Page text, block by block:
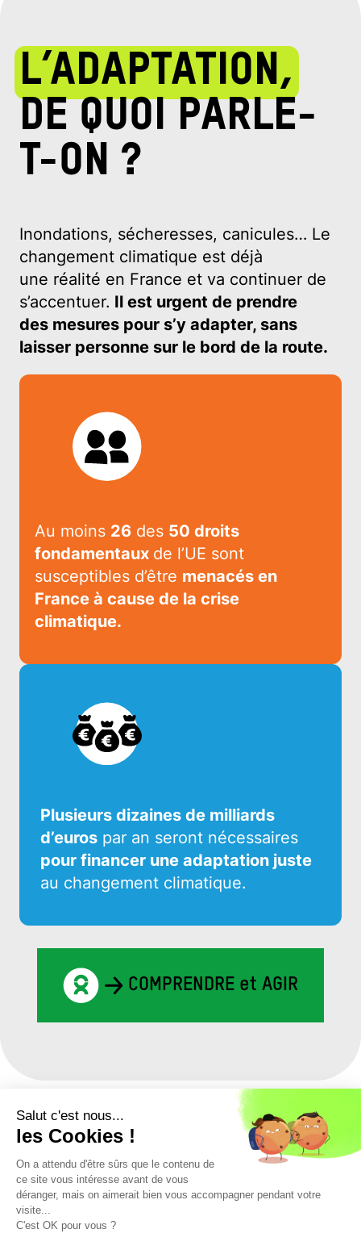
L’adaptation,
de quoi parle-
t-on ?
Inondations, sécheresses, canicules… Le
changement climatique est déjà
une réalité en France et va continuer de
s’accentuer. Il est urgent de prendre
des mesures pour s’y adapter, sans
laisser personne sur le bord de la route.
Au moins 26des 50 droits
fondamentaux de l’UE sont
susceptibles d’être menacés en
France à cause de la crise
climatique.
Plusieurs dizaines de milliards
d’euros par an seront nécessaires
pour financer une adaptation juste
au changement climatique.
COMPRENDRE et AGIR
Suivez-nous
Salut c'est nous...
les Cookies !
On a attendu d'être sûrs que le contenu de
ce site vous intéresse avant de vous
déranger, mais on aimerait bien vous accompagner pendant votre
visite...
C'est OK pour vous ?